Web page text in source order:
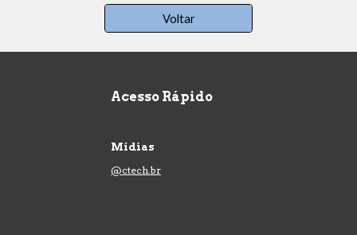
Voltar
Acesso Rápido
Mídias
@ctech.br